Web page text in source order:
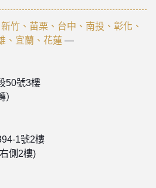
竹、苗栗、台中、南投、彰化、
、宜蘭、花蓮 —
50號3樓
）
1號2樓
側2樓)